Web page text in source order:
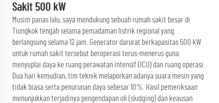
Sakit 500 kW
Musim panas lalu, saya mendukung sebuah rumah sakit besar di
Tiongkok tengah selama pemadaman listrik regional yang
berlangsung selama 12 jam. Generator darurat berkapasitas 500 kW
untuk rumah sakit tersebut beroperasi terus-menerus guna
menyuplai daya ke ruang perawatan intensif (ICU) dan ruang operasi.
Dua hari kemudian, tim teknik melaporkan adanya suara mesin yang
tidak biasa serta penurunan daya sebesar 10%. Hasil pemeriksaan
menunjukkan terjadinya pengendapan oli (sludging) dan keausan